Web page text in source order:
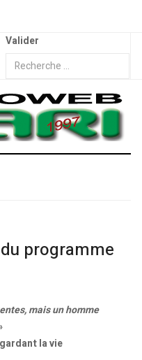
Valider
programme
mais un homme
la vie